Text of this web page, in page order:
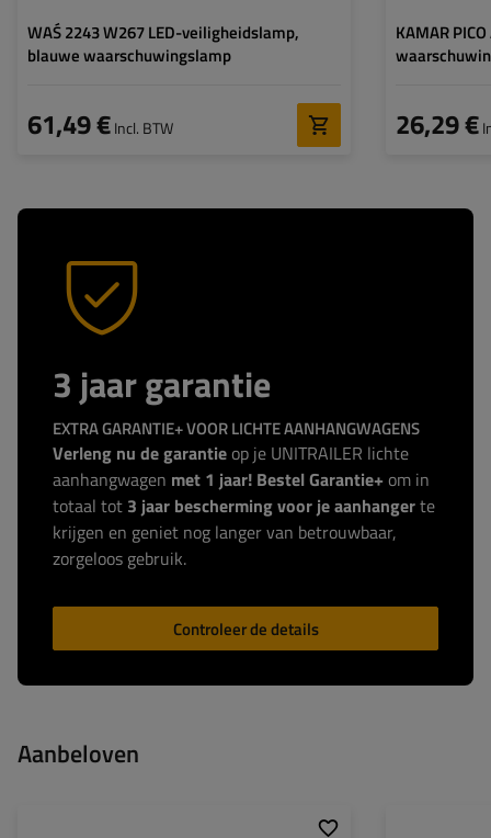
WAŚ 2243 W267 LED-veiligheidslamp,
blauwe waarschuwingslamp
61,49 €Incl. BTW
KAMAR
26,29 €
3 jaar garantie
EXTRA GARANTIE+ VOOR LICHTE AANHANGWAGENS
Verleng nu de garantie op je UNITRAILER lichte
aanhangwagen met 1 jaar! Bestel Garantie+ om in
totaal tot 3 jaar bescherming voor je aanhangerte
krijgen en geniet nog langer van betrouwbaar,
zorgeloos gebruik.
Controleer de details
Aanbeloven